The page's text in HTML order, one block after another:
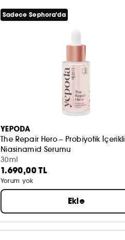
Sadece Sephora'da
YEPODA
The Repair Hero – Probiyotik İçerikli
Niasinamid Serumu
30ml
1.690,00 TL
Yorum yok
Ekle